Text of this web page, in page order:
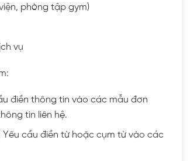
phòng tập gym)
vụ
điền thông tin vào các mẫu đơn
tin liên hệ.
Yêu cầu điền từ hoặc cụm từ vào các